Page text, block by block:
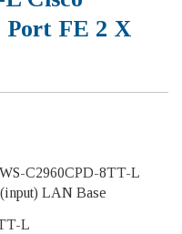
Port FE 2 X
C2960CPD-8TT-L
LAN Base
L